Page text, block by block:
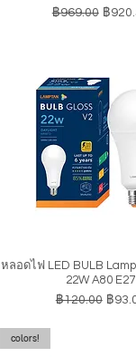
ราคาปกติ
฿969.00 ราคา
฿
ดูข้อมูลด่วน
หลอดไฟ LED BULB
22W A80 E27
ราคาปกติ
฿120.00 ราค
฿
colors!